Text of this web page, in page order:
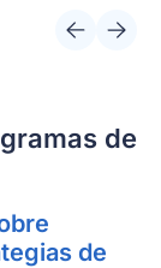
de
de